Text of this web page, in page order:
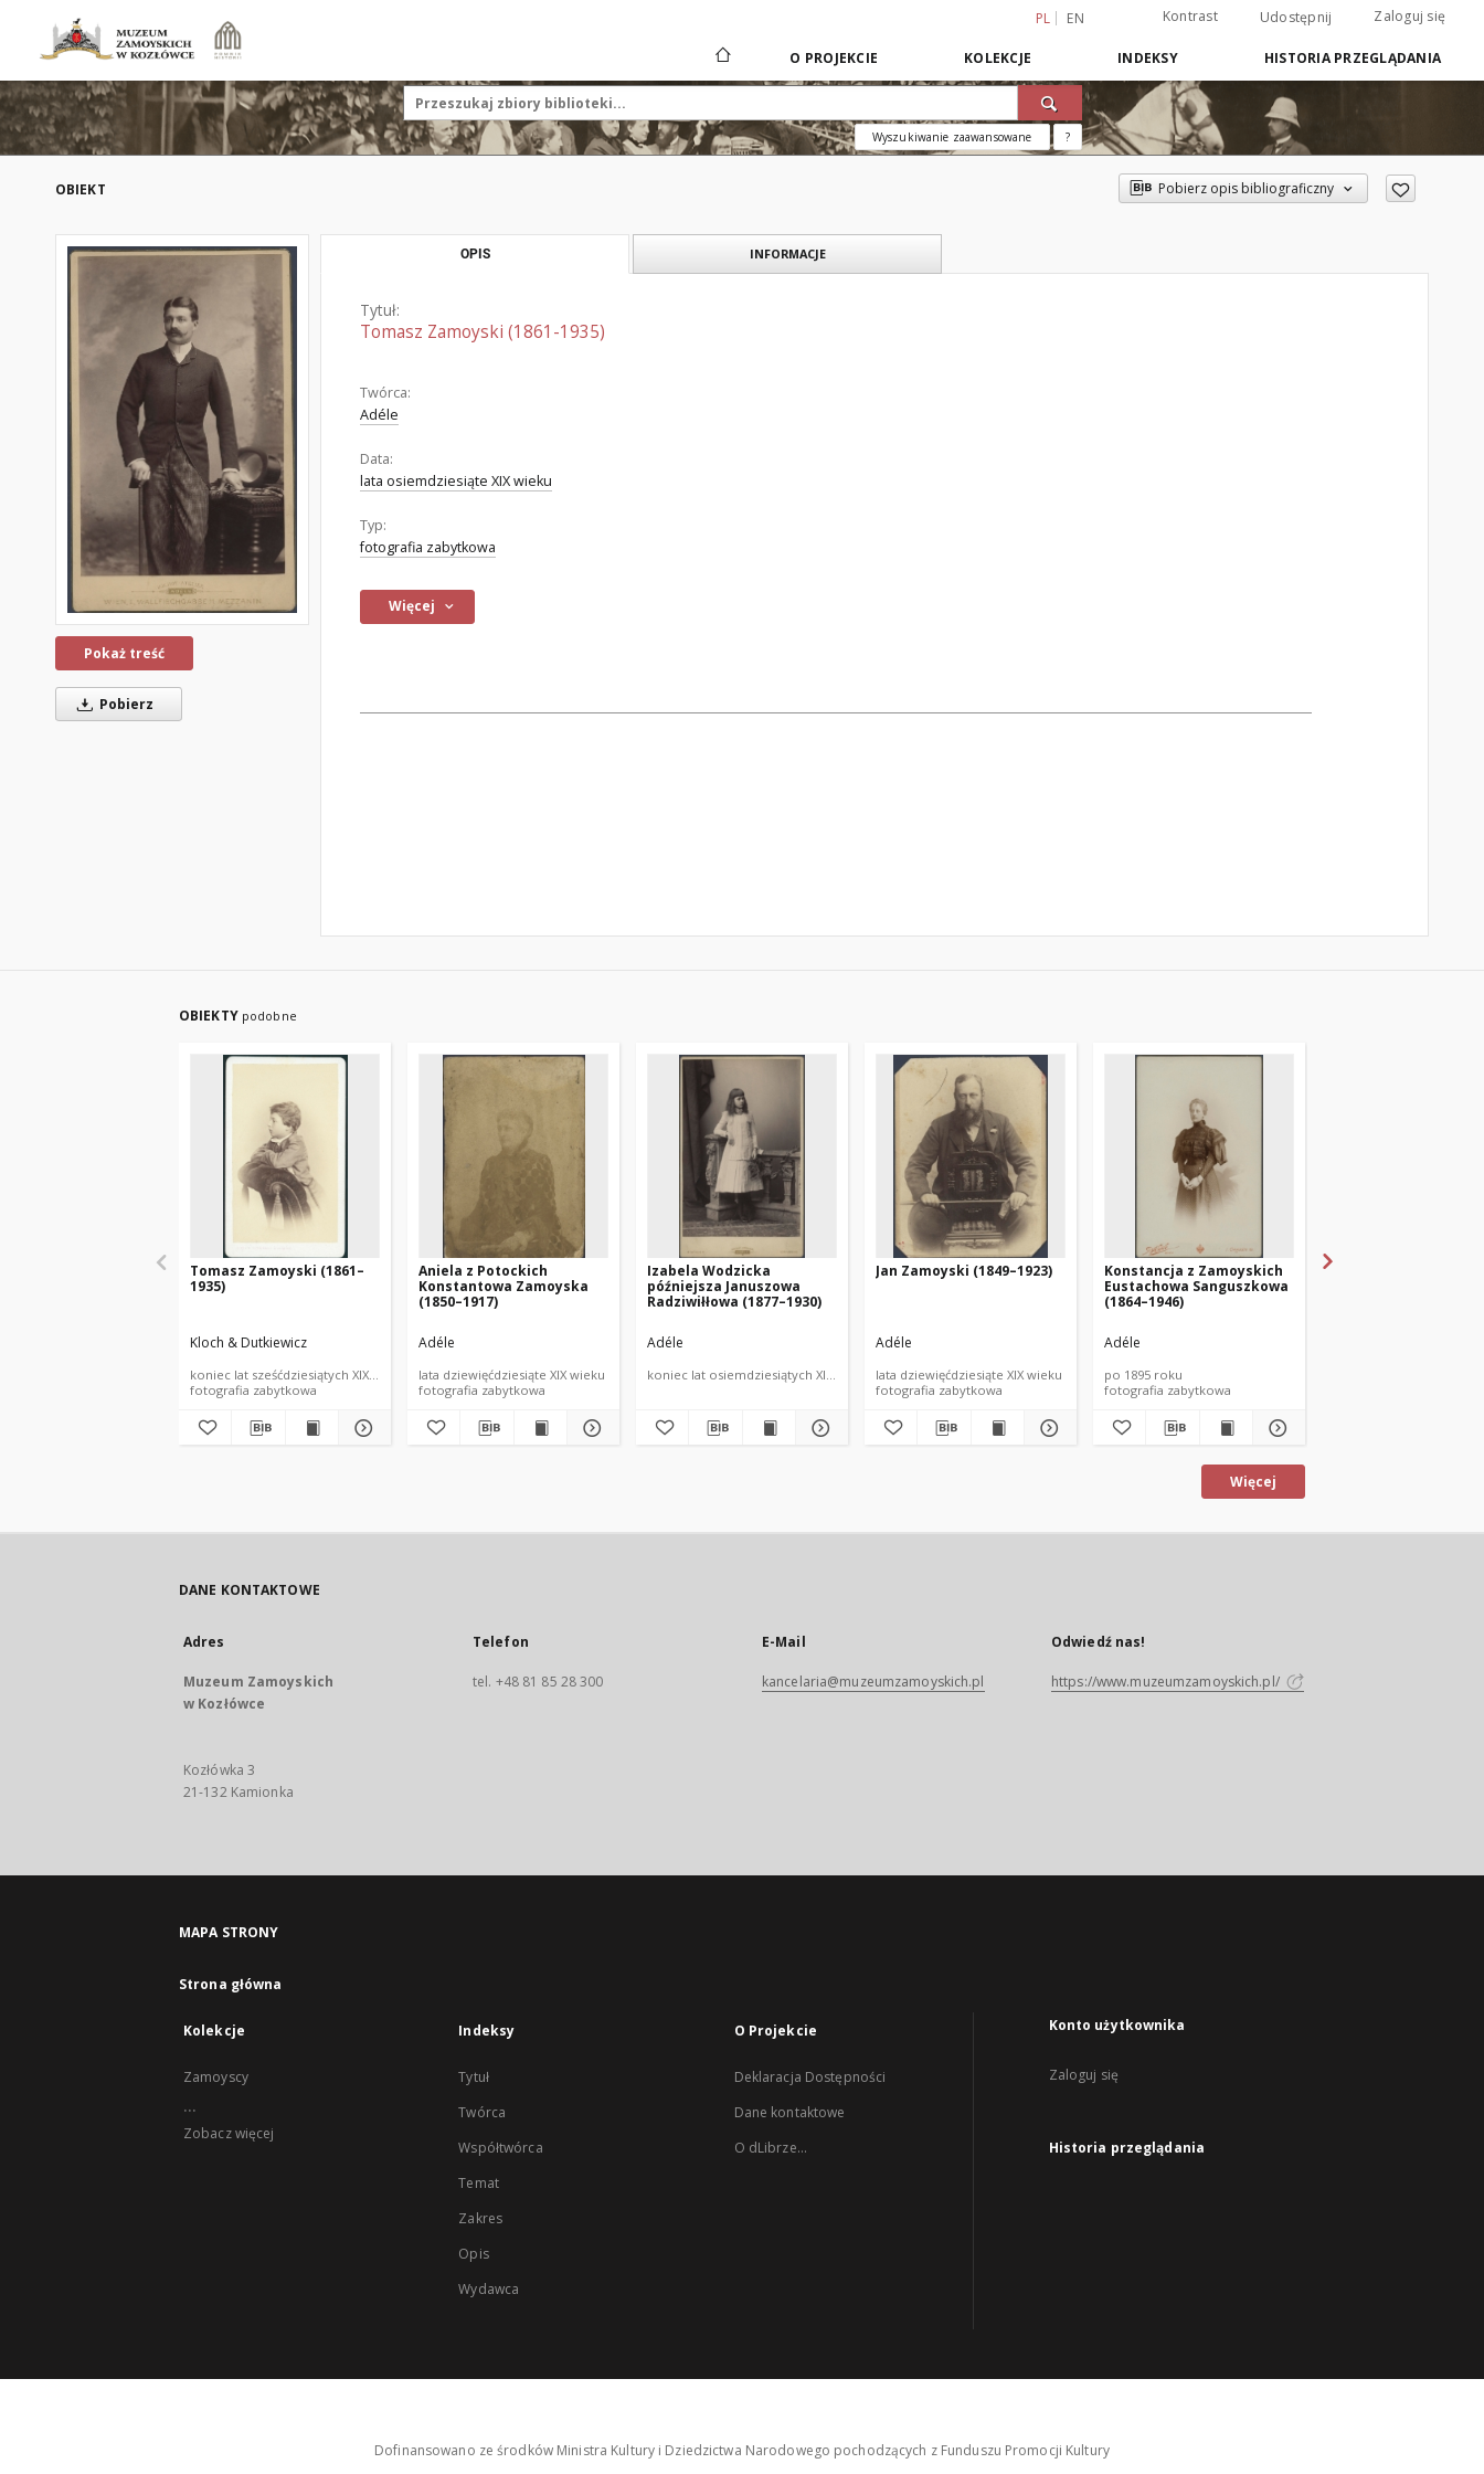
PL EN Kontrast Udostępnij Zaloguj się
O PROJEKCIE KOLEKCJE INDEKSY HISTORIA PRZEGLĄDANIA
Wyszukiwanie zaawansowane ?
OBIEKT Pobierz opis bibliograficzny
Pokaż treść
Pobierz
OPIS INFORMACJE
Tytuł:
Tomasz Zamoyski (1861-1935)
Twórca:
Adéle
Data:
lata osiemdziesiąte XIX wieku
Typ:
fotografia zabytkowa
Więcej
OBIEKTY podobne
Tomasz Zamoyski (1861–
1935)
Kloch & Dutkiewicz
koniec lat sześćdziesiątych XIX wieku
fotografia zabytkowa
Aniela z Potockich
Konstantowa Zamoyska
(1850–1917)
Adéle
lata dziewięćdziesiąte XIX wieku
fotografia zabytkowa
Izabela Wodzicka
późniejsza Januszowa
Radziwiłłowa (1877–1930)
Adéle
koniec lat osiemdziesiątych XIX w.
Jan Zamoyski (1849–1923)
Adéle
lata dziewięćdziesiąte XIX wieku
fotografia zabytkowa
Konstancja z Zamoyskich
Eustachowa Sanguszkowa
(1864–1946)
Adéle
po 1895 roku
fotografia zabytkowa
Więcej
DANE KONTAKTOWE
Adres
Muzeum Zamoyskich
w Kozłówce
Kozłówka 3
21-132 Kamionka
Telefon
tel. +48 81 85 28 300
E-Mail
kancelaria@muzeumzamoyskich.pl
Odwiedź nas!
https://www.muzeumzamoyskich.pl/
MAPA STRONY
Strona główna
Kolekcje
Zamoyscy
...
Zobacz więcej
Indeksy
Tytuł
Twórca
Współtwórca
Temat
Zakres
Opis
Wydawca
O Projekcie
Deklaracja Dostępności
Dane kontaktowe
O dLibrze...
Konto użytkownika
Zaloguj się
Historia przeglądania
Dofinansowano ze środków Ministra Kultury i Dziedzictwa Narodowego pochodzących z Funduszu Promocji Kultury